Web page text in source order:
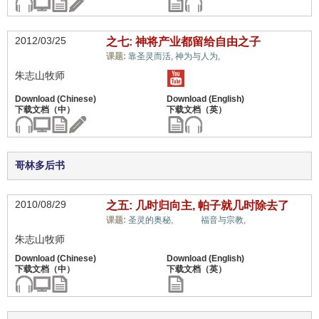
2012/03/25 之七: 神将产业都留给自由之子
课题: 靠圣灵而活, 神为与人为,
朱志山牧师
哥林多后书
2010/08/29 之五: 几时归向主, 帕子就几时除去了
课题: 圣灵的奥秘, 福音与宗教,
朱志山牧师